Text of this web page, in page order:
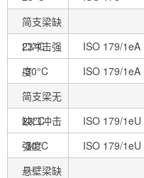
简支梁缺
口冲击强
度
23°C ISO 179/1eA
-30°C
ISO 179/1eA
简支梁无
缺口冲击
强度
23°C ISO 179/1eU
-30°C
ISO 179/1eU
悬壁梁缺